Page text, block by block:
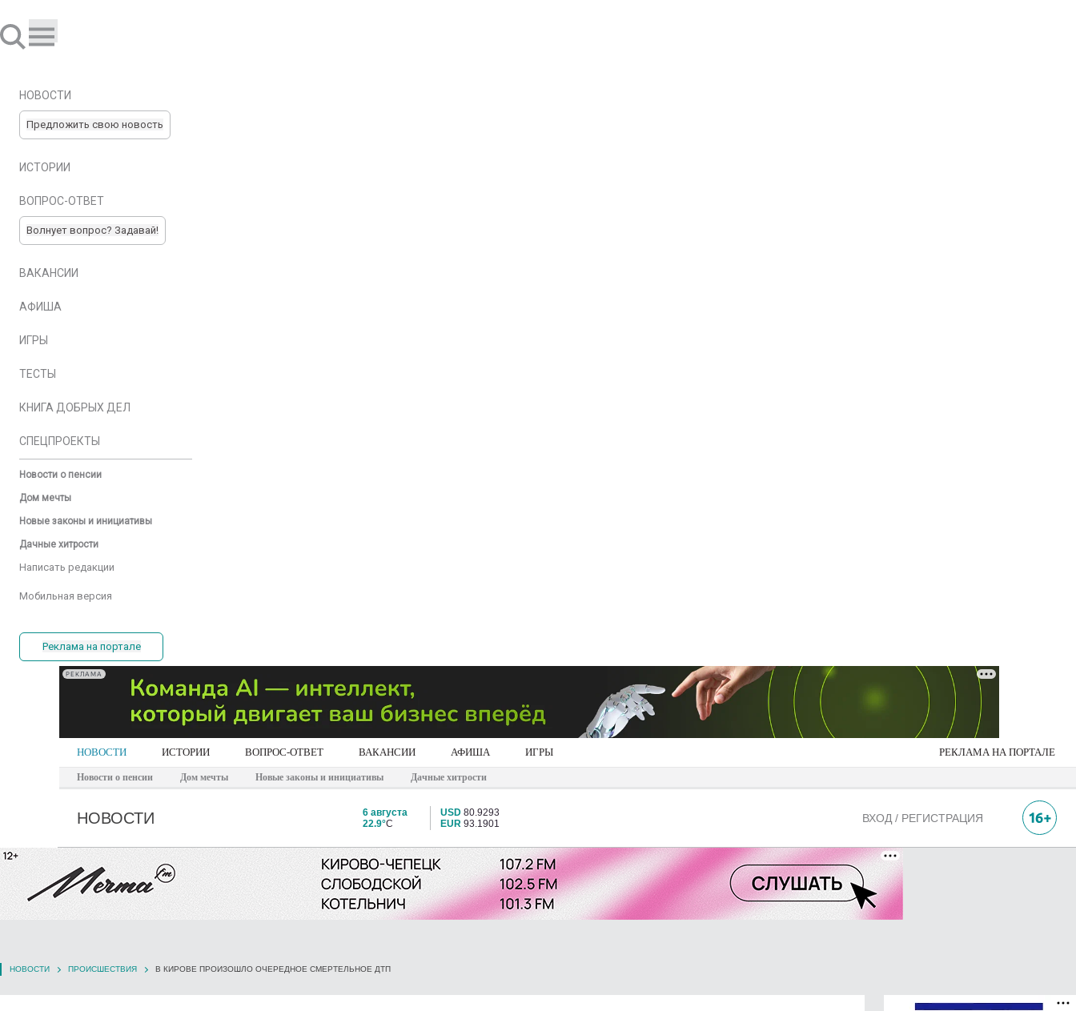
НОВОСТИ
Предложить свою новость
ИСТОРИИ
ВОПРОС-ОТВЕТ
Волнует вопрос? Задавай!
ВАКАНСИИ
АФИША
ИГРЫ
ТЕСТЫ
КНИГА ДОБРЫХ ДЕЛ
СПЕЦПРОЕКТЫ
Новости о пенсии
Дом мечты
Новые законы и инициативы
Дачные хитрости
Написать редакции
Мобильная версия
Реклама на портале
РЕКЛАМА
НОВОСТИ ИСТОРИИ ВОПРОС-ОТВЕТ ВАКАНСИИ АФИША ИГРЫ РЕКЛАМА НА ПОРТАЛЕ
Новости о пенсии Дом мечты Новые законы и инициативы Дачные хитрости
НОВОСТИ
6 августа
22.9°C
USD 80.9293
EUR 93.1901 ВХОД / РЕГИСТРАЦИЯ
НОВОСТИ ПРОИСШЕСТВИЯ В КИРОВЕ ПРОИЗОШЛО ОЧЕРЕДНОЕ СМЕРТЕЛЬНОЕ ДТП